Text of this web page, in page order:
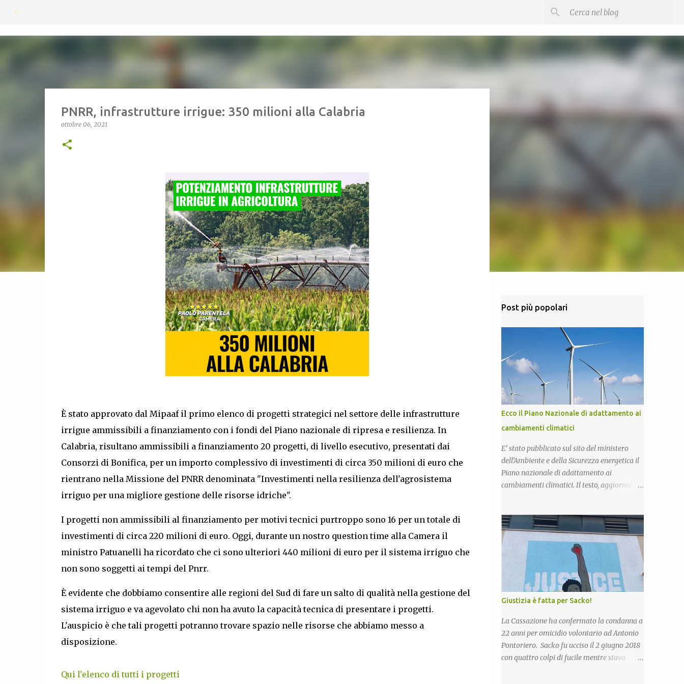
PNRR, infrastrutture irrigue: 350 milioni alla Calabria
ottobre 06, 2021
È stato approvato dal Mipaaf il primo elenco di progetti strategici nel settore delle infrastrutture
irrigue ammissibili a finanziamento con i fondi del Piano nazionale di ripresa e resilienza. In
Calabria, risultano ammissibili a finanziamento 20 progetti, di livello esecutivo, presentati dai
Consorzi di Bonifica, per un importo complessivo di investimenti di circa 350 milioni di euro che
rientrano nella Missione del PNRR denominata "Investimenti nella resilienza dell'agrosistema
irriguo per una migliore gestione delle risorse idriche".
I progetti non ammissibili al finanziamento per motivi tecnici purtroppo sono 16 per un totale di
investimenti di circa 220 milioni di euro. Oggi, durante un nostro question time alla Camera il
ministro Patuanelli ha ricordato che ci sono ulteriori 440 milioni di euro per il sistema irriguo che
non sono soggetti ai tempi del Pnrr.
È evidente che dobbiamo consentire alle regioni del Sud di fare un salto di qualità nella gestione del
sistema irriguo e va agevolato chi non ha avuto la capacità tecnica di presentare i progetti.
L'auspicio è che tali progetti potranno trovare spazio nelle risorse che abbiamo messo a
disposizione.
Qui l'elenco di tutti i progetti
Post più popolari
Ecco il Piano Nazionale di adattamento ai
cambiamenti climatici
E’ stato pubblicato sul sito del ministero
dell’Ambiente e della Sicurezza energetica il
Piano nazionale di adattamento ai
cambiamenti climatici. Il testo, aggiornato
prevista dalla procedura di Valutazione
Ambientale Strategica. Più in particolare,
l’obiettivo del Piano è fornire un quadro di
indirizzo nazionale per implementare azioni
volte a ridurre al minimo i rischi derivanti
dai cambiamenti climatici, migliorare la
capacità di adattamento dei sistemi naturali,
sociali ed economici, nonchè trarre
vantaggio dalle eventuali opportunità che si
potranno presentare con le nuove condizioni
climatiche. La proposta di Piano è stata già
illustrata alle Regioni nel corso di due
Giustizia è fatta per Sacko!
La Cassazione ha confermato la condanna a
22 anni per omicidio volontario ad Antonio
Pontoriero. Sacko fu ucciso il 2 giugno 2018
con quattro colpi di fucile mentre stava